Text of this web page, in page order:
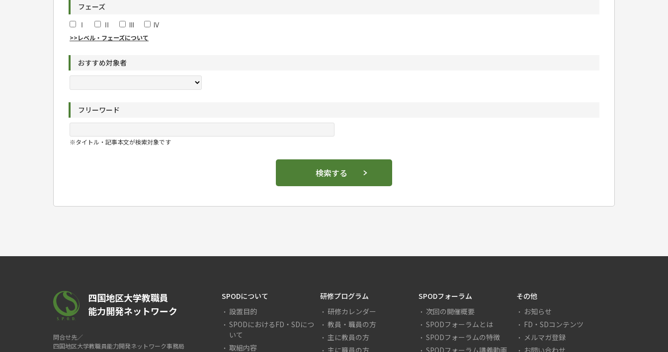
フェーズ
Ⅰ
Ⅱ Ⅲ Ⅳ
>>レベル・フェーズについて
おすすめ対象者
フリーワード
※タイトル・記事本文が検索対象です
検索する
四国地区大学教職員
能力開発ネットワーク
問合せ先／
四国地区大学教職員能力開発ネットワーク事務局
SPODについて
設置目的
SPODにおけるFD・SDにつ
いて
取組内容
研修プログラム
研修カレンダー
教員・職員の方
主に教員の方
主に職員の方
SPODフォーラム
次回の開催概要
SPODフォーラムとは
SPODフォーラムの特徴
SPODフォーラム講義動画
その他
お知らせ
FD・SDコンテンツ
メルマガ登録
お問い合わせ